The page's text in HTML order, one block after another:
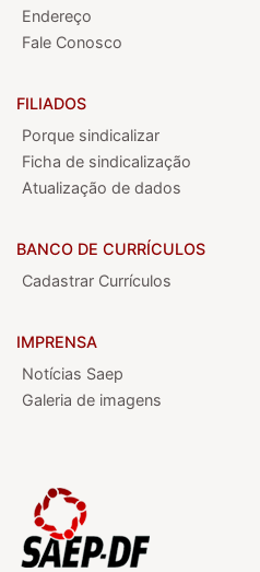
Endereço
Fale Conosco
FILIADOS
Porque sindicalizar
Ficha de sindicalização
Atualização de dados
BANCO DE CURRÍCULOS
Cadastrar Currículos
IMPRENSA
Notícias Saep
Galeria de imagens